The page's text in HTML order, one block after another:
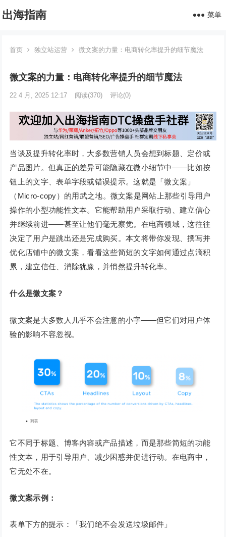
出海指南 菜单
首页 独立站运营 微文案的力量：电商转化率提升的细节魔法
微文案的力量：电商转化率提升的细节魔法
22 4 月, 2025 12:17 阅读(370) 评论(0)
当谈及提升转化率时，大多数营销人员会想到标题、定价或
产品图片。但真正的差异可能隐藏在微小细节中——比如按
钮上的文字、表单字段或错误提示。这就是「微文案」
（Micro-copy）的用武之地。微文案是网站上那些引导用户
操作的小型功能性文本。它能帮助用户采取行动、建立信心
并继续前进——甚至让他们毫无察觉。在电商领域，这往往
决定了用户是跳出还是完成购买。本文将带你发现、撰写并
优化店铺中的微文案，看看这些简短的文字如何通过点滴积
累，建立信任、消除犹豫，并悄然提升转化率。
什么是微文案？
微文案是大多数人几乎不会注意的小字——但它们对用户体
验的影响不容忽视。
它不同于标题、博客内容或产品描述，而是那些简短的功能
性文本，用于引导用户、减少困惑并促进行动。在电商中，
它无处不在。
微文案示例：
表单下方的提示：「我们绝不会发送垃圾邮件」